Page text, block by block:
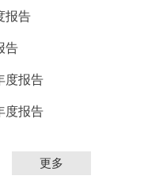
报告
告
度报告
度报告
更多